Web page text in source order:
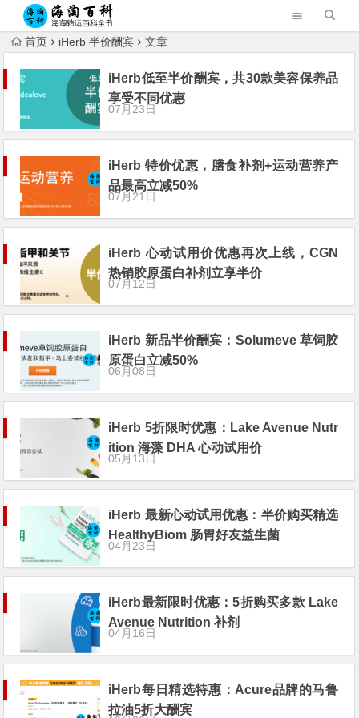
首页 iHerb 半价酬宾 文章
iHerb低至半价酬宾，共30款美容保养品
享受不同优惠
07月23日
iHerb 特价优惠，膳食补剂+运动营养产
品最高立减50%
07月21日
iHerb 心动试用价优惠再次上线，CGN
热销胶原蛋白补剂立享半价
07月12日
iHerb 新品半价酬宾：Solumeve 草饲胶
原蛋白立减50%
06月08日
iHerb 5折限时优惠：Lake Avenue Nutr
ition 海藻 DHA 心动试用价
05月13日
iHerb 最新心动试用优惠：半价购买精选
HealthyBiom 肠胃好友益生菌
04月23日
iHerb最新限时优惠：5折购买多款 Lake
Avenue Nutrition 补剂
04月16日
iHerb每日精选特惠：Acure品牌的马鲁
拉油5折大酬宾